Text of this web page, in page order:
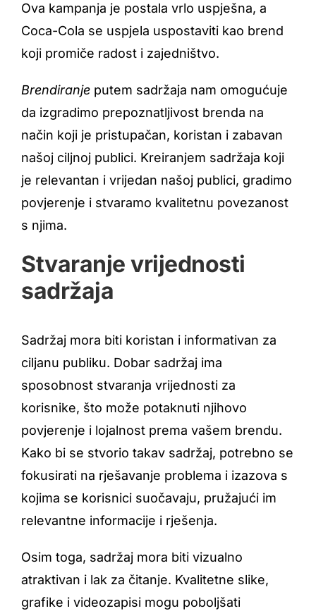
Ova kampanja je postala vrlo uspješna, a
Coca-Cola se uspjela uspostaviti kao brend
koji promiče radost i zajedništvo.
Brendiranje putem sadržaja nam omogućuje
da izgradimo prepoznatljivost brenda na
način koji je pristupačan, koristan i zabavan
našoj ciljnoj publici. Kreiranjem sadržaja koji
je relevantan i vrijedan našoj publici, gradimo
povjerenje i stvaramo kvalitetnu povezanost
s njima.
Stvaranje vrijednosti
sadržaja
Sadržaj mora biti koristan i informativan za
ciljanu publiku. Dobar sadržaj ima
sposobnost stvaranja vrijednosti za
korisnike, što može potaknuti njihovo
povjerenje i lojalnost prema vašem brendu.
Kako bi se stvorio takav sadržaj, potrebno se
fokusirati na rješavanje problema i izazova s
kojima se korisnici suočavaju, pružajući im
relevantne informacije i rješenja.
Osim toga, sadržaj mora biti vizualno
atraktivan i lak za čitanje. Kvalitetne slike,
grafike i videozapisi mogu poboljšati